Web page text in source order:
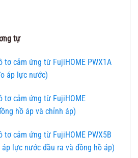
tự
tơ cảm ứng từ FujiHOME PWX1A
áp lực nước)
tơ cảm ứng từ FujiHOME
hồ áp và chỉnh áp)
tơ cảm ứng từ FujiHOME PWX5B
lực nước đầu ra và đồng hồ áp)